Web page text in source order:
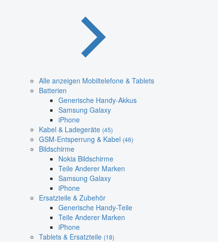
Alle anzeigen Mobiltelefone & Tablets
Batterien
Generische Handy-Akkus
Samsung Galaxy
iPhone
Kabel & Ladegeräte (45)
GSM-Entsperrung & Kabel (46)
Bildschirme
Nokia Bildschirme
Teile Anderer Marken
Samsung Galaxy
iPhone
Ersatzteile & Zubehör
Generische Handy-Teile
Teile Anderer Marken
iPhone
Tablets & Ersatzteile (18)